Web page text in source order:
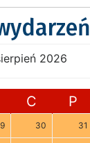
2026
C P
30 31